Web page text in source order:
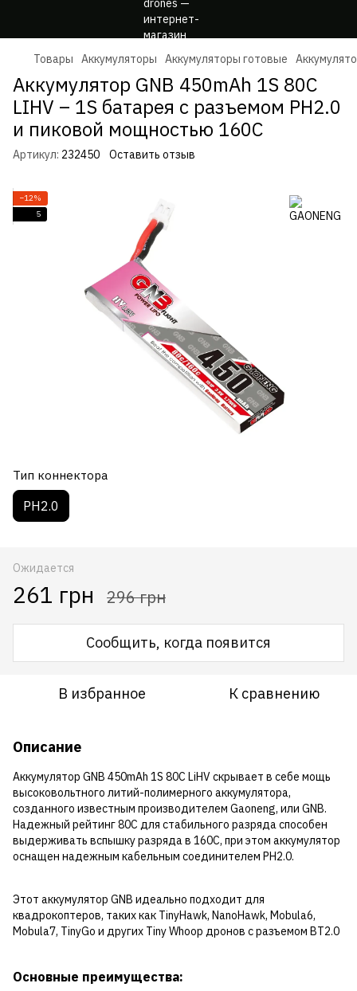
Товары Аккумуляторы Аккумуляторы готовые
Аккумулятор GNB 450mAh 1S 80C
LIHV – 1S батарея с разъемом PH2.0
и пиковой мощностью 160C
Артикул: 232450 Оставить отзыв
−12%
5
Тип коннектора
PH2.0
Ожидается
261 грн 296 грн
Сообщить, когда появится
В избранное К сравнению
Описание
Аккумулятор GNB 450mAh 1S 80C LiHV скрывает в себе мощь
высоковольтного литий-полимерного аккумулятора,
созданного известным производителем Gaoneng, или GNB.
Надежный рейтинг 80C для стабильного разряда способен
выдерживать вспышку разряда в 160C, при этом аккумулятор
оснащен надежным кабельным соединителем PH2.0.
Этот аккумулятор GNB идеально подходит для
квадрокоптеров, таких как TinyHawk, NanoHawk, Mobula6,
Mobula7, TinyGo и других Tiny Whoop дронов с разъемом BT2.0
Основные преимущества: